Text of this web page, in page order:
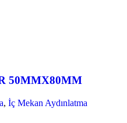
50MMX80MM
, İç Mekan Aydınlatma